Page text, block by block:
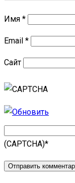
Имя *
Email *
Сайт
(CAPTCHA)*